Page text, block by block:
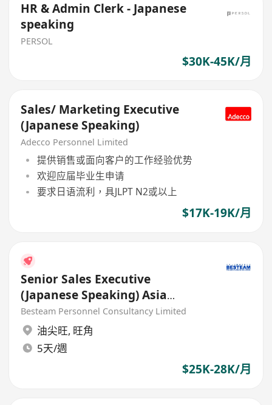
HR & Admin Clerk - Japanese
speaking
PERSOL
$30K-45K/月
Sales/ Marketing Executive
(Japanese Speaking)
Adecco Personnel Limited
提供销售或面向客户的工作经验优势
欢迎应届毕业生申请
要求日语流利，具JLPT N2或以上
$17K-19K/月
Senior Sales Executive
(Japanese Speaking) Asia
Market (25K - 30K) 5 days
Besteam Personnel Consultancy Limited
油尖旺, 旺角
5天/週
$25K-28K/月